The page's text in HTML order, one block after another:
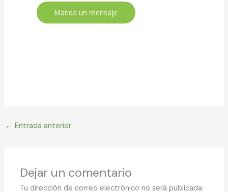
Manda un mensaje
← Entrada anterior
Dejar un comentario
Tu dirección de correo electrónico no será publicada.